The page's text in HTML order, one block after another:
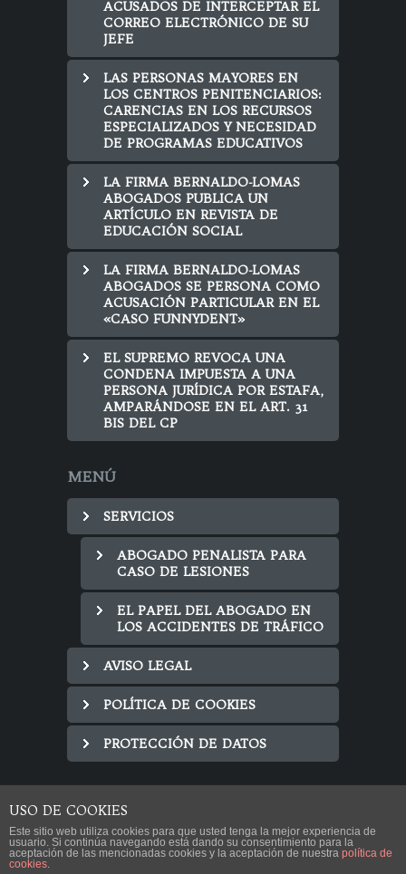
ACUSADOS DE INTERCEPTAR EL
CORREO ELECTRÓNICO DE SU
JEFE
LAS PERSONAS MAYORES EN
LOS CENTROS PENITENCIARIOS:
CARENCIAS EN LOS RECURSOS
ESPECIALIZADOS Y NECESIDAD
DE PROGRAMAS EDUCATIVOS
LA FIRMA BERNALDO-LOMAS
ABOGADOS PUBLICA UN
ARTÍCULO EN REVISTA DE
EDUCACIÓN SOCIAL
LA FIRMA BERNALDO-LOMAS
ABOGADOS SE PERSONA COMO
ACUSACIÓN PARTICULAR EN EL
«CASO FUNNYDENT»
EL SUPREMO REVOCA UNA
CONDENA IMPUESTA A UNA
PERSONA JURÍDICA POR ESTAFA,
AMPARÁNDOSE EN EL ART. 31
BIS DEL CP
MENÚ
SERVICIOS
ABOGADO PENALISTA PARA
CASO DE LESIONES
EL PAPEL DEL ABOGADO EN
LOS ACCIDENTES DE TRÁFICO
AVISO LEGAL
POLÍTICA DE COOKIES
PROTECCIÓN DE DATOS
USO DE COOKIES
Este sitio web utiliza cookies para que usted tenga la mejor experiencia de
usuario. Si continúa navegando está dando su consentimiento para la
aceptación de las mencionadas cookies y la aceptación de nuestra política de
cookies.